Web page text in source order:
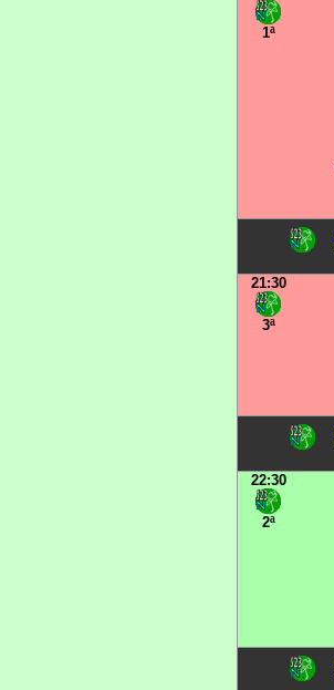
1ª
21:30
3ª
22:30
2ª